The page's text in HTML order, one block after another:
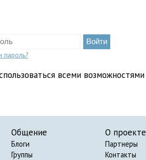
пароль?
всеми возможностями
Общение
Блоги
Группы
О проекте
Партнеры
Контакты